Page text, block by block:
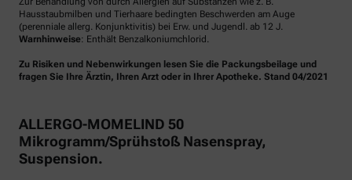
Hausstaubmilben und Tierhaare bedingten Beschwerden am Auge
(perenniale allerg. Konjunktivitis) bei Erw. und Jugendl. ab 12 J.
Warnhinweise: Enthält Benzalkoniumchlorid.
Zu Risiken und Nebenwirkungen lesen Sie die Packungsbeilage und
fragen Sie Ihre Ärztin, Ihren Arzt oder in Ihrer Apotheke. Stand 04/2021
ALLERGO-MOMELIND 50
Mikrogramm/Sprühstoß Nasenspray,
Suspension.